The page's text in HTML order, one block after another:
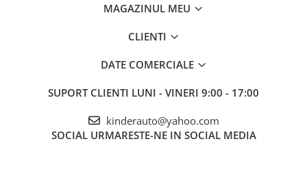
MAGAZINUL MEU
CLIENTI
DATE COMERCIALE
SUPORT CLIENTI LUNI - VINERI 9:00 - 17:00
kinderauto@yahoo.com
SOCIAL URMARESTE-NE IN SOCIAL MEDIA